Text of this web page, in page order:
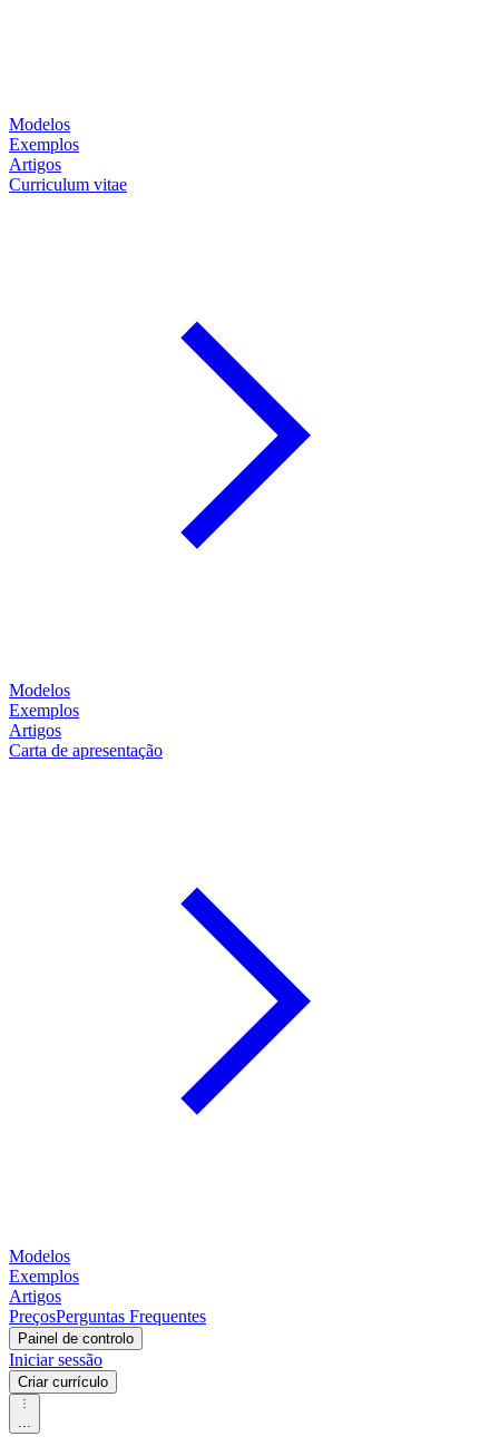
Modelos
Exemplos
Artigos
Curriculum vitae
Modelos
Exemplos
Artigos
Carta de apresentação
Modelos
Exemplos
Artigos
PreçosPerguntas Frequentes
Painel de controlo
Iniciar sessão
Criar currículo
...